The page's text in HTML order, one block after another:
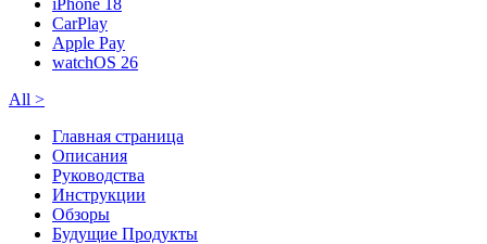
CarPlay
Apple Pay
watchOS 26
All >
Главная страница
Описания
Руководства
Инструкции
Обзоры
Будущие Продукты